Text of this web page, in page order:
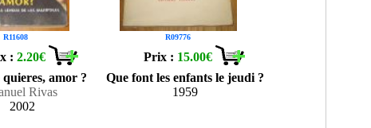
R11608
:2.20€
quieres, amor ?
Rivas
2002
R09776
Prix : 15.00€
Que font les enfants le jeudi ?
1959